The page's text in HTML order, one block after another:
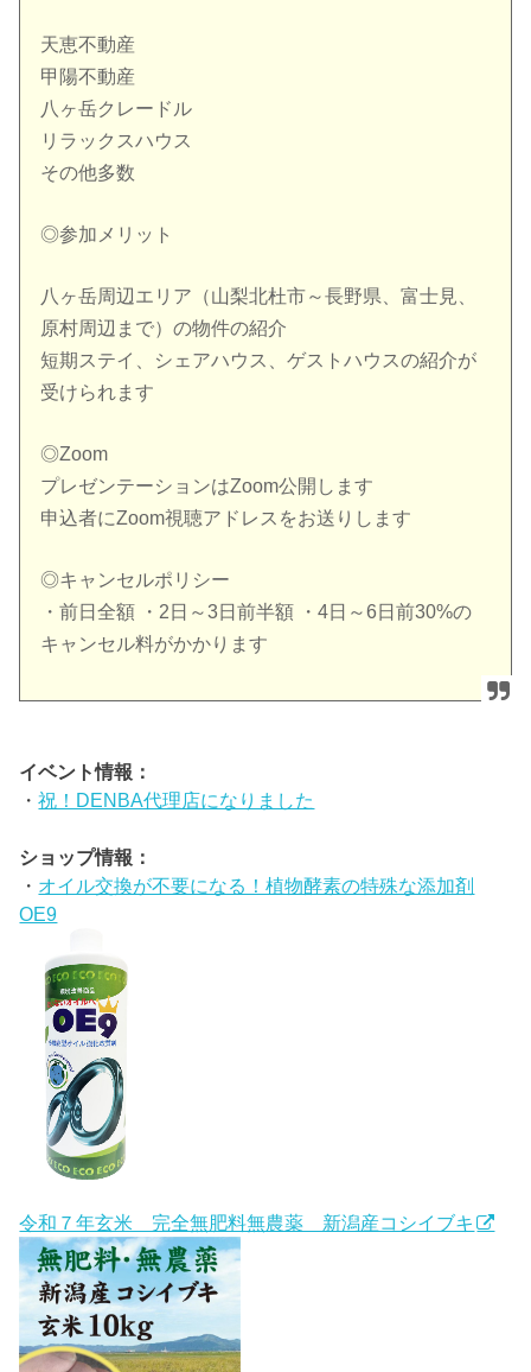
天恵不動産
甲陽不動産
八ヶ岳クレードル
リラックスハウス
その他多数
◎参加メリット
八ヶ岳周辺エリア（山梨北杜市～長野県、富士見、
原村周辺まで）の物件の紹介
短期ステイ、シェアハウス、ゲストハウスの紹介が
受けられます
◎Zoom
プレゼンテーションはZoom公開します
申込者にZoom視聴アドレスをお送りします
◎キャンセルポリシー
・前日全額 ・2日～3日前半額 ・4日～6日前30%の
キャンセル料がかかります
イベント情報：
・祝！DENBA代理店になりました
ショップ情報：
・ オイル交換が不要になる！植物酵素の特殊な添加剤
OE9
令和７年玄米 完全無肥料無農薬 新潟産コシイブキ